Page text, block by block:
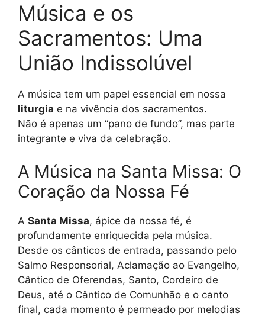
Música e os
Sacramentos: Uma
União Indissolúvel
A música tem um papel essencial em nossa
liturgia e na vivência dos sacramentos.
Não é apenas um “pano de fundo”, mas parte
integrante e viva da celebração.
A Música na Santa Missa: O
Coração da Nossa Fé
A Santa Missa, ápice da nossa fé, é
profundamente enriquecida pela música.
Desde os cânticos de entrada, passando pelo
Salmo Responsorial, Aclamação ao Evangelho,
Cântico de Oferendas, Santo, Cordeiro de
Deus, até o Cântico de Comunhão e o canto
final, cada momento é permeado por melodias